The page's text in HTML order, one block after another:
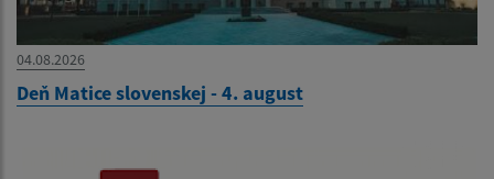
04.08.2026
Deň Matice slovenskej - 4. august